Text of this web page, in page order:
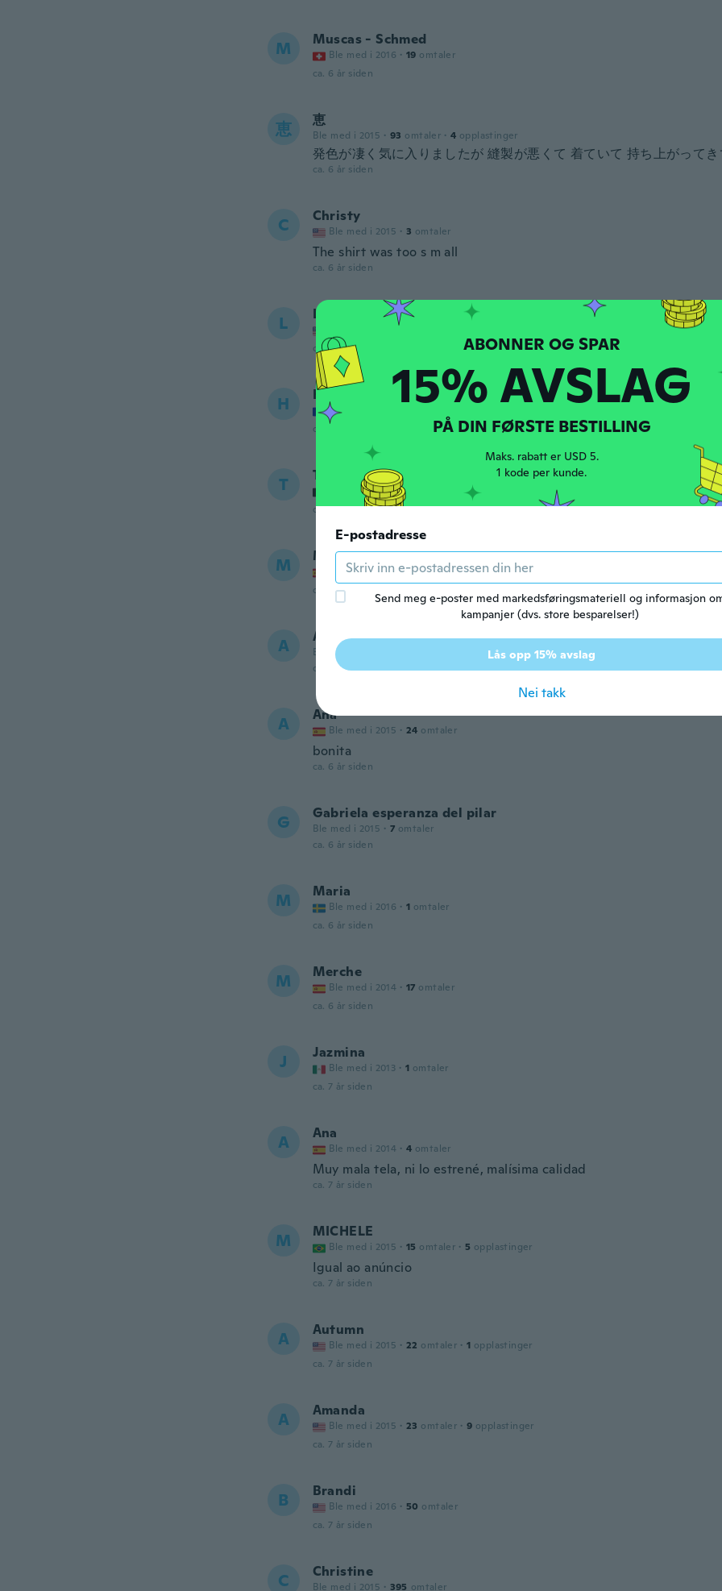
M Muscas - Schmed
Ble med i 2016 · 19 omtaler
ca. 6 år siden
恵 恵
Ble med i 2015 · 93 omtaler · 4 opplastinger
発色が凄く気に入りましたが 縫製が悪くて 着ていて 持ち上がって
ca. 6 år siden
C Christy
Ble med i 2015 · 3 omtaler
The shirt was too s m all
ca. 6 år siden
L L
ca. 6 år siden
H Hacena
Ble med i 2015
ca. 6 år siden
T Terry
Ble med i 2015 · 29
ca. 6 år siden
M Mina
Ble med i 2014 · 22 omtaler
ca. 6 år siden
A Amber
Ble med i 2013
opplastinger
ca. 6 år siden
A Ana
Ble med i 2015 · 24 omtaler
bonita
ca. 6 år siden
G Gabriela esperanza del pilar
Ble med i 2015 · 7 omtaler
ca. 6 år siden
M Maria
Ble med i 2016 · 1 omtaler
ca. 6 år siden
M Merche
Ble med i 2014 · 17 omtaler
ca. 6 år siden
J Jazmina
Ble med i 2013 · 1 omtaler
ca. 7 år siden
A Ana
Ble med i 2014 · 4 omtaler
Muy mala tela, ni lo estrené, malísima calidad
ca. 7 år siden
M MICHELE
Ble med i 2015 · 15 omtaler · 5 opplastinger
Igual ao anúncio
ca. 7 år siden
A Autumn
Ble med i 2015 · 22 omtaler · 1 opplastinger
ca. 7 år siden
A Amanda
Ble med i 2015 · 23 omtaler · 9 opplastinger
ca. 7 år siden
B Brandi
Ble med i 2016 · 50 omtaler
ca. 7 år siden
C Christine
Ble med i 2015 · 395 omtaler
15% AVSLAG
PÅ DIN FØRSTE BESTILLING
Maks. rabatt er USD 5.
1 kode per kunde.
E-postadresse
Send meg e-poster med markedsføringsmateriell og informasjon
kampanjer (dvs. store besparelser!)
Lås opp 15% avslag
Nei takk